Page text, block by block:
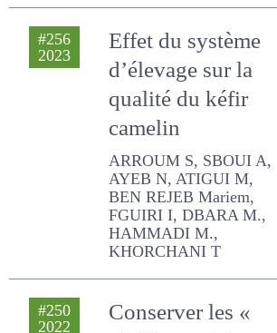
IBIJBIJEN J.
Effet du système
d’élevage sur la
qualité du kéfir
camelin
ARROUM S, SBOUI A, AYEB
N, ATIGUI M, BEN REJEB
Mariem, FGUIRI I, DBARA M.,